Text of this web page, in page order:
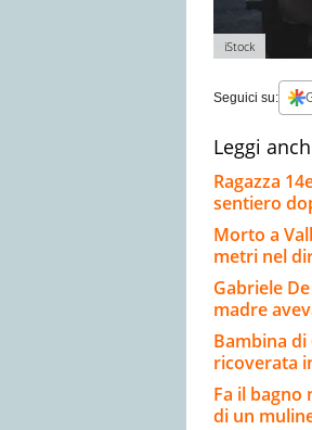
iStock
Seguici su:
Leggi
Ragazza
sentiero
Morto a
metri nel
Gabriele
madre
Bambina
ricoverata
Fa il bagno
di un